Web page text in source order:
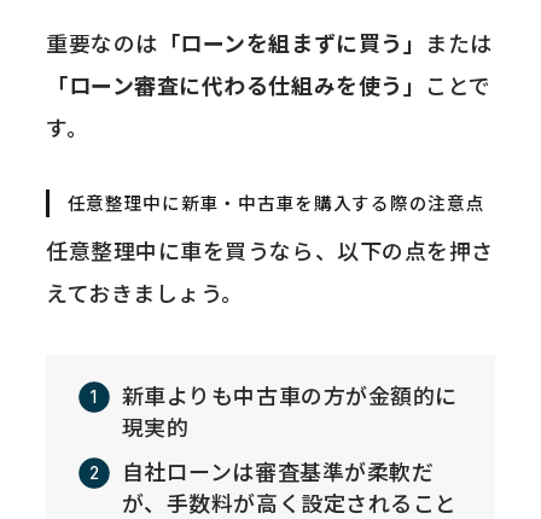
重要なのは 「ローンを組まずに買う」
または
「ローン審査に代わる仕組みを使う」
ことで
す。
任意整理中に新車・中古車を購入する際の注意点
任意整理中に車を買うなら、以下の点を押さ
えておきましょう。
新車よりも中古車の方が金額的に
現実的
自社ローンは審査基準が柔軟だ
が、手数料が高く設定されること